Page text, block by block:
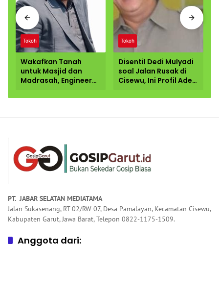
Tokoh
Wakafkan Tanah
untuk Masjid dan
Madrasah, Engineer
Garut Dorong
Pendidikan
Tokoh
Disentil Dedi Mulyadi
soal Jalan Rusak di
Cisewu, Ini Profil Ade
DPR RI dari Garut
PT. JABAR SELATAN MEDIATAMA
Jalan Sukasenang, RT 02/RW 07, Desa Pamalayan, Kecamatan Cisewu,
Kabupaten Garut, Jawa Barat, Telepon 0822-1175-1509.
Anggota dari: